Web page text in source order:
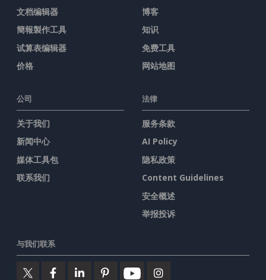
文档编辑器
簡報製作工具
试算表编辑器
价格
博客
知识
免费工具
网站地图
公司
关于我们
新闻中心
媒体工具包
联系我们
法律
服务条款
AI Policy
隐私政策
Content Guidelines
安全概述
举报投诉
与我们联系